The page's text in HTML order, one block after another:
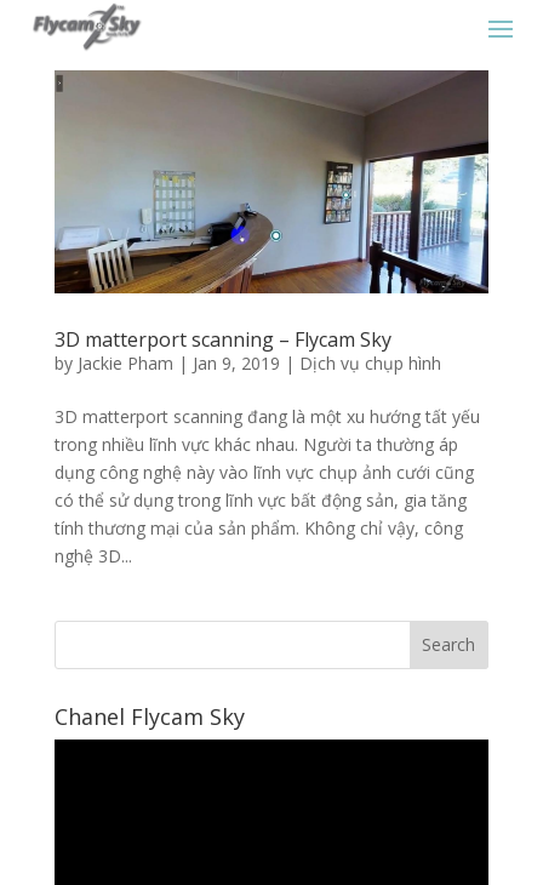
3D matterport scanning – Flycam Sky
by Jackie Pham | Jan 9, 2019 | Dịch vụ chụp hình
3D matterport scanning đang là một xu hướng tất yếu
trong nhiều lĩnh vực khác nhau. Người ta thường áp
dụng công nghệ này vào lĩnh vực chụp ảnh cưới cũng
có thể sử dụng trong lĩnh vực bất động sản, gia tăng
tính thương mại của sản phẩm. Không chỉ vậy, công
nghệ 3D...
Chanel Flycam Sky